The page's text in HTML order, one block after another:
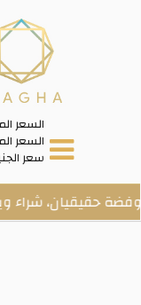
السعر
السعر
سعر
شراء وبيع